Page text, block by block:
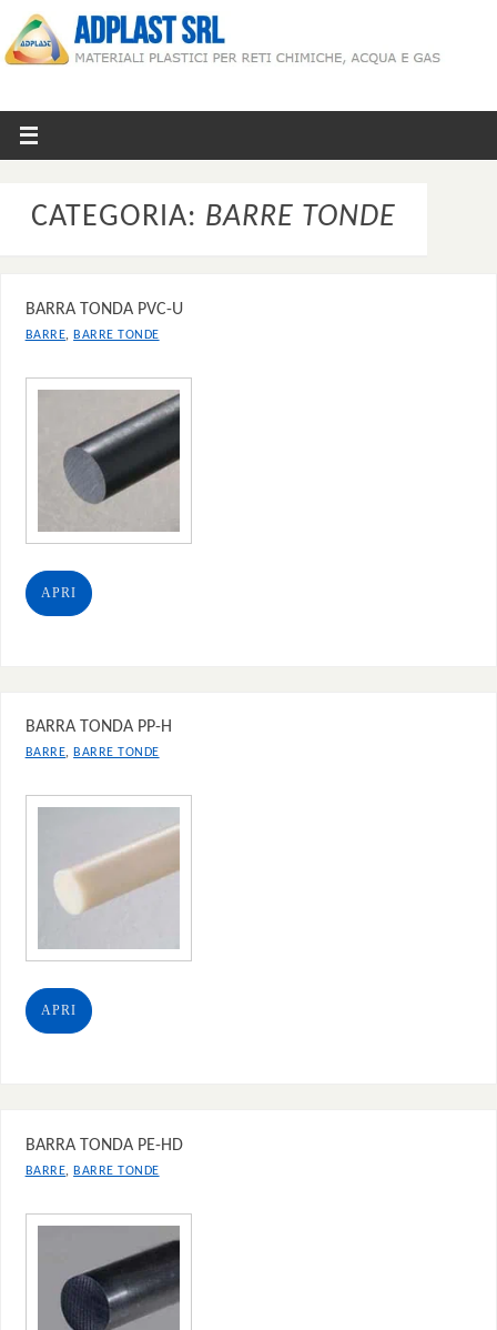
CATEGORIA: BARRE TONDE
BARRA TONDA PVC-U
BARRE,BARRE TONDE
APRI
BARRA TONDA PP-H
BARRE,BARRE TONDE
APRI
BARRA TONDA PE-HD
BARRE ,BARRE TONDE